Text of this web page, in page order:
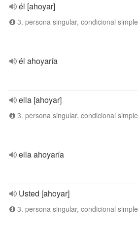
él [ahoyar]
3. persona singular, condicional simple
él ahoyaría
ella [ahoyar]
3. persona singular, condicional simple
ella ahoyaría
Usted [ahoyar]
3. persona singular, condicional simple